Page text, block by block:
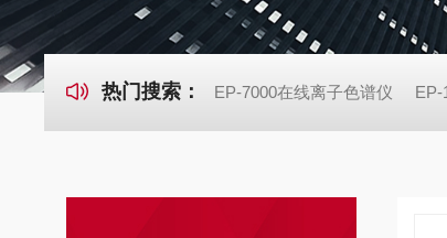
热门搜索： EP-7000在线离子色谱仪 EP-